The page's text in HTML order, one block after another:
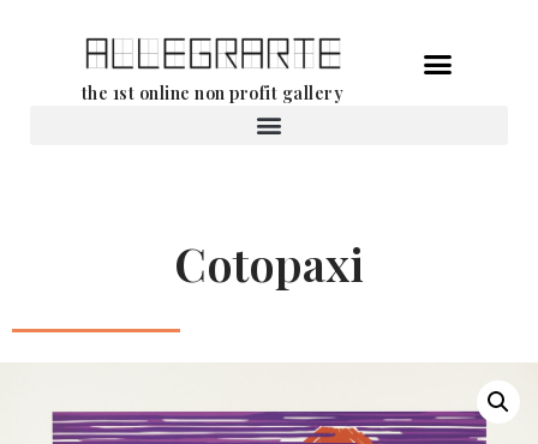
the 1st online non profit gallery
Cotopaxi